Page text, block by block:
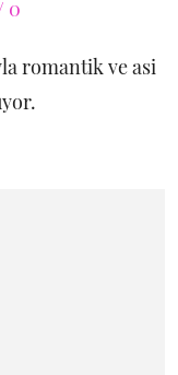
romantik ve asi